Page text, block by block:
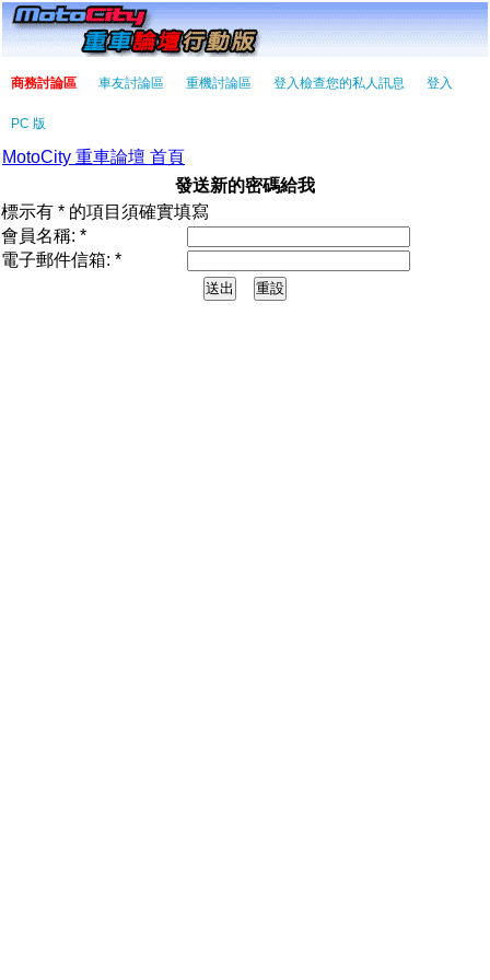
商務討論區 車友討論區 重機討論區 登入檢查您的私人訊息 登入
PC 版
MotoCity 重車論壇 首頁
發送新的密碼給我
標示有 * 的項目須確實填寫
會員名稱: *
電子郵件信箱: *